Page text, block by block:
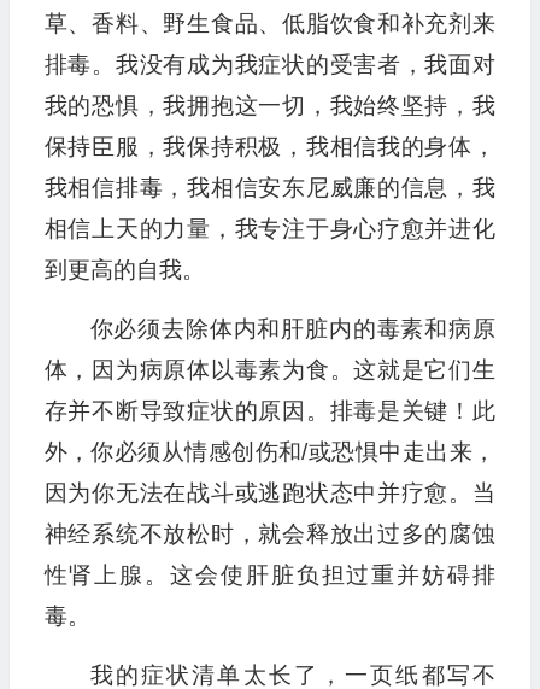
草、香料、野生食品、低脂饮食和补充剂来
排毒。我没有成为我症状的受害者，我面对
我的恐惧，我拥抱这一切，我始终坚持，我
保持臣服，我保持积极，我相信我的身体，
我相信排毒，我相信安东尼威廉的信息，我
相信上天的力量，我专注于身心疗愈并进化
到更高的自我。
你必须去除体内和肝脏内的毒素和病原
体，因为病原体以毒素为食。这就是它们生
存并不断导致症状的原因。排毒是关键！此
外，你必须从情感创伤和/或恐惧中走出来，
因为你无法在战斗或逃跑状态中并疗愈。当
神经系统不放松时，就会释放出过多的腐蚀
性肾上腺。这会使肝脏负担过重并妨碍排
毒。
我的症状清单太长了，一页纸都写不